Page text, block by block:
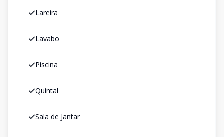
Lareira
Lavabo
Piscina
Quintal
Sala de Jantar